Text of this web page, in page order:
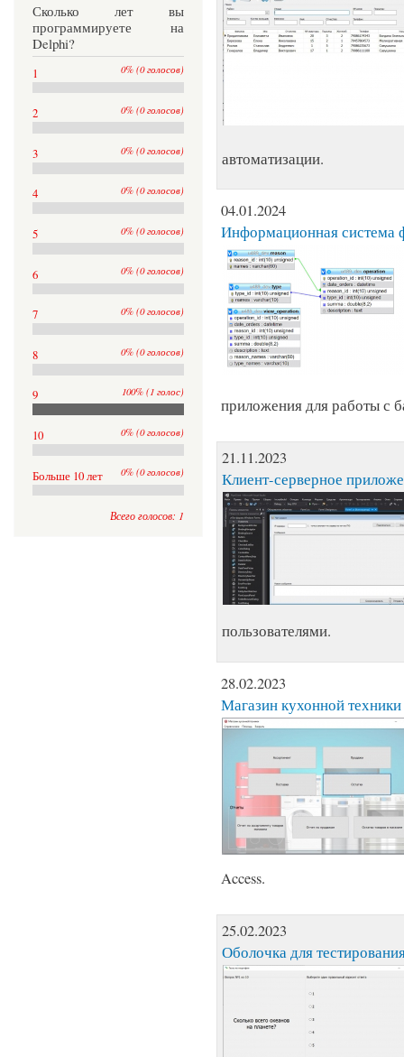
Сколько лет вы
программируете на
Delphi?
1 0% (0 голосов)
2 0% (0 голосов)
3 0% (0 голосов)
4 0% (0 голосов)
5 0% (0 голосов)
6 0% (0 голосов)
7 0% (0 голосов)
8 0% (0 голосов)
9 100% (1 голос)
10 0% (0 голосов)
Больше 10 лет 0% (0 голосов)
Всего голосов: 1
автоматизации.
04.01.2024
Информационная система
приложения для работы с
21.11.2023
Клиент-серверное
пользователями.
28.02.2023
Магазин кухонной
Access.
25.02.2023
Оболочка для